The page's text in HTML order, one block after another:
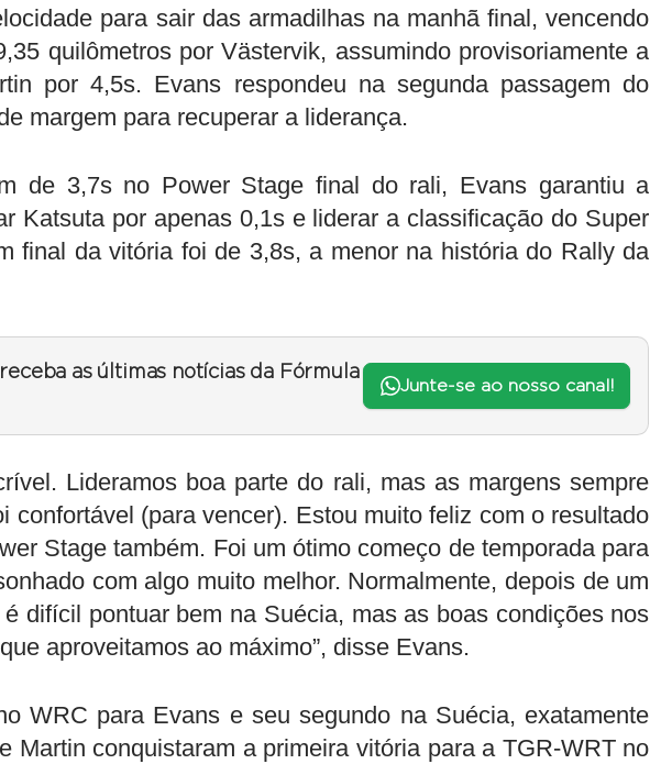
para sair das armadilhas na manhã final, vencendo
quilômetros por Västervik, assumindo provisoriamente a
por 4,5s. Evans respondeu na segunda passagem do
margem para recuperar a liderança.
de 3,7s no Power Stage final do rali, Evans garantiu a
Katsuta por apenas 0,1s e liderar a classificação do Super
final da vitória foi de 3,8s, a menor na história do Rally da
as últimas notícias da Fórmula
Junte-se ao nosso canal!
Lideramos boa parte do rali, mas as margens sempre
confortável (para vencer). Estou muito feliz com o resultado
Stage também. Foi um ótimo começo de temporada para
com algo muito melhor. Normalmente, depois de um
difícil pontuar bem na Suécia, mas as boas condições nos
aproveitamos ao máximo”, disse Evans.
WRC para Evans e seu segundo na Suécia, exatamente
Martin conquistaram a primeira vitória para a TGR-WRT no